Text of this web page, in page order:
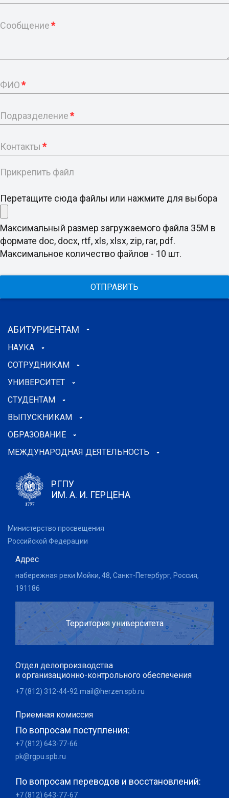
Сообщение*
ФИО*
Подразделение*
Контакты *
Прикрепить файл
Перетащите сюда файлы или нажмите для выбора
Максимальный размер загружаемого файла 35M в
формате doc, docx, rtf, xls, xlsx, zip, rar, pdf.
Максимальное количество файлов - 10 шт.
ОТПРАВИТЬ
АБИТУРИЕНТАМ
НАУКА
СОТРУДНИКАМ
УНИВЕРСИТЕТ
СТУДЕНТАМ
ВЫПУСКНИКАМ
ОБРАЗОВАНИЕ
МЕЖДУНАРОДНАЯ ДЕЯТЕЛЬНОСТЬ
РГПУ
ИМ. А. И. ГЕРЦЕНА
Министерство просвещения
Российской Федерации
Адрес
набережная реки Мойки, 48, Санкт-Петербург, Россия,
191186
Территория университета
Отдел делопроизводства
и организационно-контрольного обеспечения
+7 (812) 312-44-92 mail@herzen.spb.ru
Приемная комиссия
По вопросам поступления:
+7 (812) 643-77-66
pk@rgpu.spb.ru
По вопросам переводов и восстановлений:
+7 (812) 643-77-67